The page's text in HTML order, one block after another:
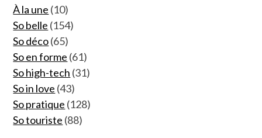
À la une (10)
So belle (154)
So déco(65)
So en forme (61)
So high-tech (31)
So in love (43)
So pratique (128)
So touriste (88)